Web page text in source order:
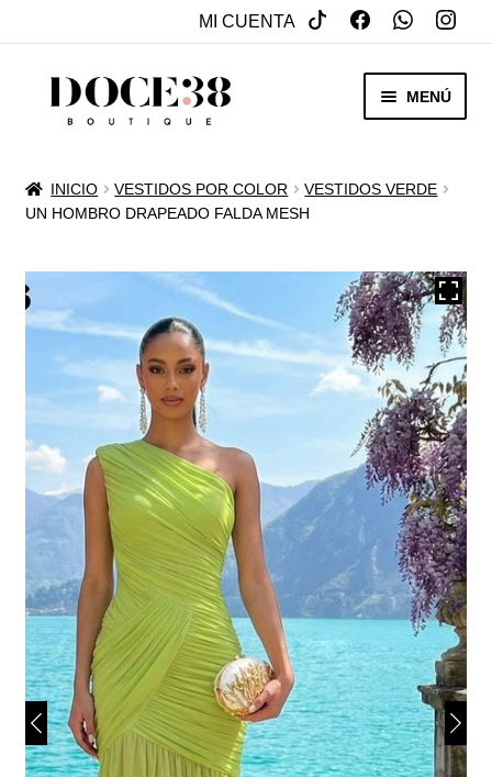
MI CUENTA
SALTAR
MENÚ
VENTA
REBAJAS
VESTIDOS DE NOVIA
OTROS
MENÚ
HIJO
ACCESORIOS
INICIO VESTIDOS POR COLOR
VESTIDOS VERDE
UN HOMBRO DRAPEADO FALDA MESH